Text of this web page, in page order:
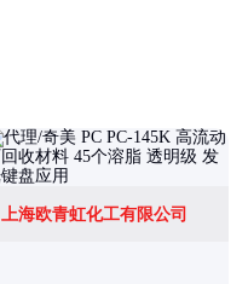
上海欧青虹化工有限公司